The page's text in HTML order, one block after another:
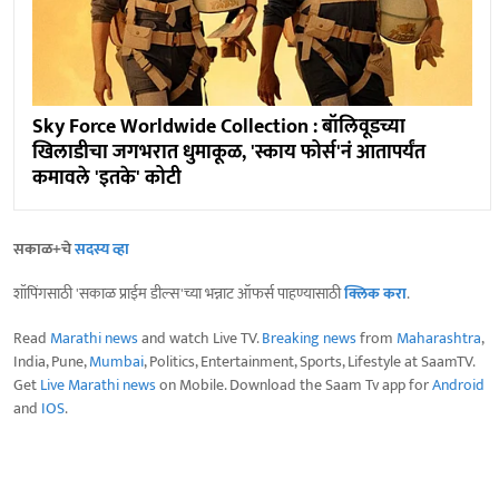
Sky Force Worldwide Collection : बॉलिवूडच्या
खिलाडीचा जगभरात धुमाकूळ, 'स्काय फोर्स'नं आतापर्यंत
कमावले 'इतके' कोटी
सकाळ+चेसदस्य व्हा
शॉपिंगसाठी 'सकाळ प्राईम डील्स'च्या भन्नाट ऑफर्स पाहण्यासाठीक्लिक करा.
Read Marathi newsand watch Live TV.Breaking newsfrom Maharashtra,
India, Pune,Mumbai, Politics, Entertainment, Sports, Lifestyle at SaamTV.
GetLive Marathi newson Mobile. Download the Saam Tv app forAndroid
and IOS.